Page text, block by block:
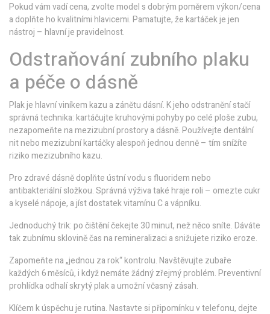
Pokud vám vadí cena, zvolte model s dobrým poměrem výkon/cena
a doplňte ho kvalitními hlavicemi. Pamatujte, že kartáček je jen
nástroj – hlavní je pravidelnost.
Odstraňování zubního plaku
a péče o dásně
Plak je hlavní viníkem kazu a zánětu dásní. K jeho odstranění stačí
správná technika: kartáčujte kruhovými pohyby po celé ploše zubu,
nezapomeňte na mezizubní prostory a dásně. Používejte dentální
nit nebo mezizubní kartáčky alespoň jednou denně – tím snížíte
riziko mezizubního kazu.
Pro zdravé dásně doplňte ústní vodu s fluoridem nebo
antibakteriální složkou. Správná výživa také hraje roli – omezte cukr
a kyselé nápoje, a jíst dostatek vitamínu C a vápníku.
Jednoduchý trik: po čištění čekejte 30 minut, než něco sníte. Dáváte
tak zubnímu sklovině čas na remineralizaci a snižujete riziko eroze.
Zapomeňte na „jednou za rok“ kontrolu. Navštěvujte zubaře
každých 6 měsíců, i když nemáte žádný zřejmý problém. Preventivní
prohlídka odhalí skrytý plak a umožní včasný zásah.
Klíčem k úspěchu je rutina. Nastavte si připomínku v telefonu, dejte